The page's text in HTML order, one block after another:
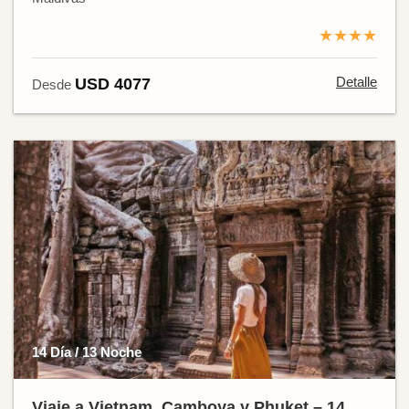
★★★★
Desde USD 4077 Detalle
14 Día / 13 Noche